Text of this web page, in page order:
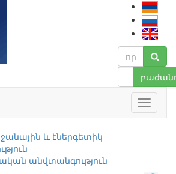
և էներգետիկ
անվտանգություն